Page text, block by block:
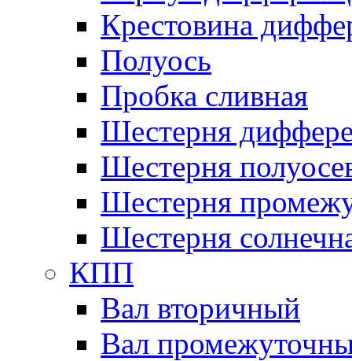
Крестовина
Полуось
Пробка сливная
Шестерня
Шестерня
Шестерня
Шестерня
КПП
Вал вторичный
Вал